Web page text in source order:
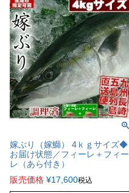
嫁ぶり（嫁鰤） 4ｋｇサイズ◆
お届け状態／フィーレ＋フィー
レ（あら付き）
販売価格 ¥17,600税込